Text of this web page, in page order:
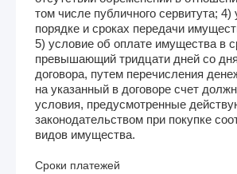
том числе публичного сервитута; 4)
порядке и сроках передачи
5) условие об оплате имущества в
превышающий тридцати дней со
договора, путем перечисления
на указанный в договоре счет
условия, предусмотренные
законодательством при покупке
видов имущества.
Сроки платежей